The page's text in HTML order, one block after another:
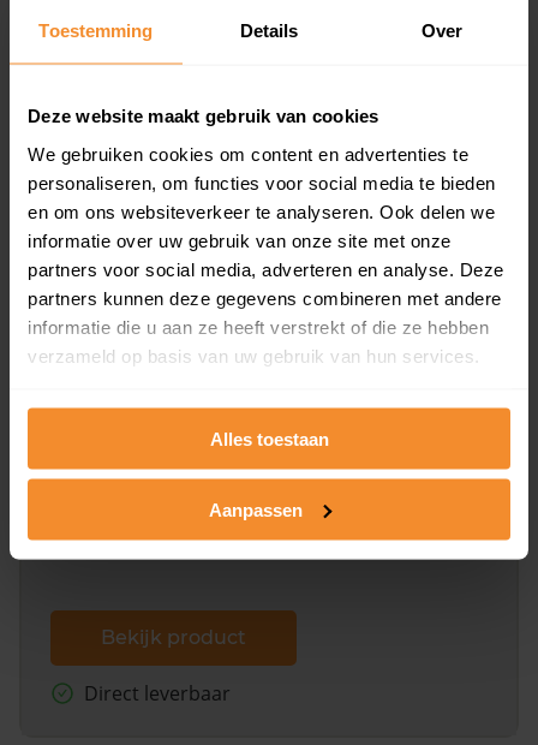
Toestemming Details Over
Deze website maakt gebruik van cookies
We gebruiken cookies om content en advertenties te
personaliseren, om functies voor social media te bieden
en om ons websiteverkeer te analyseren. Ook delen we
informatie over uw gebruik van onze site met onze
partners voor social media, adverteren en analyse. Deze
partners kunnen deze gegevens combineren met andere
informatie die u aan ze heeft verstrekt of die ze hebben
verzameld op basis van uw gebruik van hun services.
Alles toestaan
Aanpassen
Een overzicht van alle verkochte woningen (koopsom
en koopdatum) binnen een postcodegebied. Dit
Bekijk product
Direct leverbaar
Een uitgebreid overzicht van het perceel en
dit inclusief de luchtfoto!
Bekijk product
Direct leverbaar